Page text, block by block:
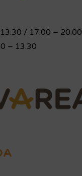
/ 17:00 – 20:00
– 13:30